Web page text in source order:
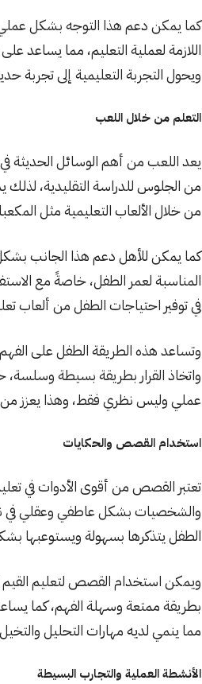
كما يمكن دعم هذا التوجه بشكل
اللازمة لعملية التعليم، مما يساعد
ويحول التجربة التعليمية إلى تجربة
التعلم من خلال اللعب
يعد اللعب من أهم الوسائل الحديثة
من الجلوس للدراسة التقليدية،
من خلال الألعاب التعليمية مثل
كما يمكن للأهل دعم هذا الجانب بشكل
المناسبة لعمر الطفل، خاصةً مع
في توفير احتياجات الطفل من ألعاب
وتساعد هذه الطريقة الطفل على
واتخاذ القرار بطريقة بسيطة
عملي وليس نظري فقط، وهذا يعزز من
استخدام القصص والحكايات
تعتبر القصص من أقوى الأدوات في
والشخصيات بشكل عاطفي وعقلي في
الطفل يتذكرها بسهولة ويستوعبها
ويمكن استخدام القصص لتعليم القيم
بطريقة ممتعة وسهلة الفهم، كما
مما ينمي لديه مهارات التحليل
الأنشطة العملية والتجارب البسيطة